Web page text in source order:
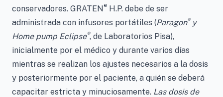
conservadores. GRATEN® H.P. debe de ser
administrada con infusores portátiles (Paragon®y
Home pump Eclipse®, de Laboratorios Pisa),
inicialmente por el médico y durante varios días
mientras se realizan los ajustes necesarios a la dosis
y posteriormente por el paciente, a quién se deberá
capacitar estricta y minuciosamente. Las dosis de